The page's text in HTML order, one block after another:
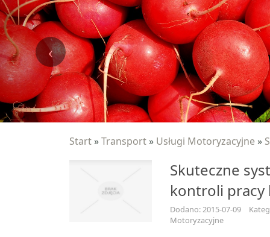
Start »Transport » Usługi Motoryzacyjne »
Skuteczne
kontroli pracy
Dodano: 2015-07-09
Motoryzacyjne